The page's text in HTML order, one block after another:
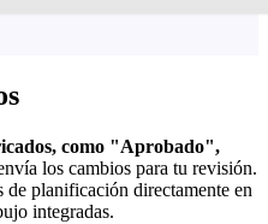
como "Aprobado",
los cambios para tu revisión.
de planificación directamente en
integradas.